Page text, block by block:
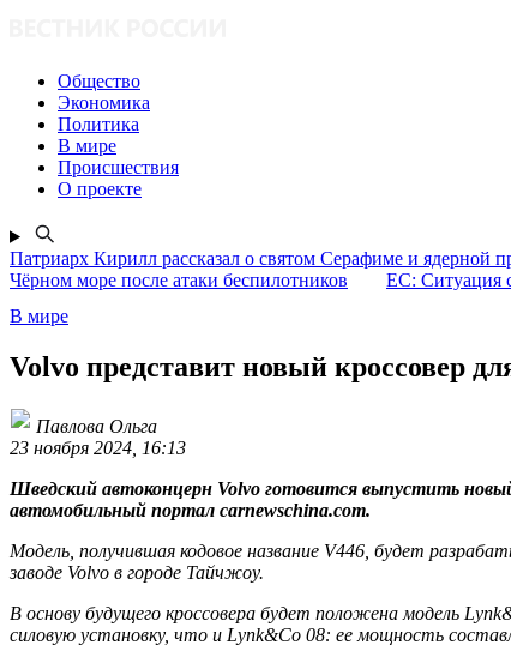
Общество
Экономика
Политика
В мире
Происшествия
О проекте
Патриарх Кирилл рассказал о святом Серафиме и ядерной
Чёрном море после атаки беспилотников
ЕС: Ситуация
В мире
Volvo представит новый кроссовер
Павлова Ольга
23 ноября 2024, 16:13
Шведский автоконцерн Volvo готовится выпустить
автомобильный портал carnewschina.com.
Модель, получившая кодовое название V446, будет
заводе Volvo в городе Тайчжоу.
В основу будущего кроссовера будет положена модель
силовую установку, что и Lynk&Co 08: ее мощность